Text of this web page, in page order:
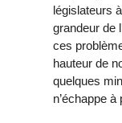
législateurs
grandeur de
ces
hauteur de
quelques
n’échappe à